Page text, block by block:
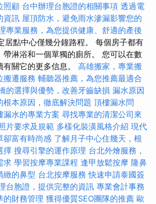
照顧 台中辦理台胞證的相關事項 透過電
資訊 屋頂防水，避免雨水滲漏影響您的
專業服務，為您提供健康、舒適的產後
居點中心僅幾分鐘路程。 每個房子都有
帶淋浴和一個單獨的廁所。 您可以在數
關它的更多信息。 高雄搬家，專業搬
搬遷服務 輔聽器推薦，為您推薦最適合
的選擇與優勢，改善牙齒缺損 漏水原因
本原因，徹底解決問題 頂樓漏水問
漏水的專業方案 尋找專業的清潔公司來
片要求及規範 多樣化裝潢風格介紹 現代
卻富有時尚感 了解月子中心住幾天，根
擇 搜尋引擎的運作原理 台北外燴服務，
求 學習按摩專業課程 逢甲放鬆按摩 隆鼻
緻的鼻型 台北按摩服務 快速申請泰國簽
台胞證，提供完整的資訊 專業會計事務
的財務管理 獲得優質SEO團隊的推薦 歐